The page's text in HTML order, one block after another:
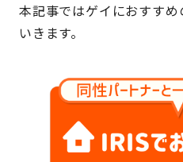
本記事ではゲイにおすす
いきます。